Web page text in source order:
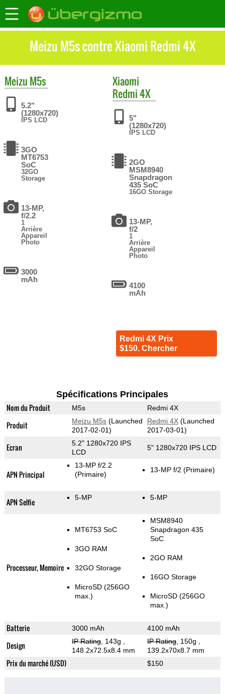
Meizu M5s contre Xiaomi Redmi 4X
Meizu M5s
5.2"
(1280x720)
IPS LCD
3GO
MT6753
SoC
32GO
Storage
13-MP,
f/2.2
1
Arrière
Appareil
Photo
3000
mAh
Xiaomi
Redmi 4X
5"
(1280x720)
IPS LCD
2GO
MSM8940
Snapdragon
435 SoC
16GO Storage
13-MP,
f/2
1
Arrière
Appareil
Photo
4100
mAh
Redmi 4X Prix
$150. Chercher
Spécifications Principales
Nom du Produit M5s Redmi 4X
Produit Meizu M5s(Launched
2017-02-01)
Redmi 4X(Launched
2017-03-01)
Ecran
5.2" 1280x720 IPS
LCD
5" 1280x720 IPS LCD
APN Principal
13-MP f/2.2
(Primaire)
13-MP f/2 (Primaire)
APN Selfie 5-MP 5-MP
Processeur, Memoire
MT6753 SoC
3GO RAM
32GO Storage
MicroSD (256GO
max.)
MSM8940
Snapdragon 435
SoC
2GO RAM
16GO Storage
MicroSD (256GO
max.)
Batterie 3000 mAh 4100 mAh
Design IP Rating, 143g
148.2x72.5x8.4 mm
IP Rating, 150g
139.2x70x8.7 mm
Prix du marché (USD) $150